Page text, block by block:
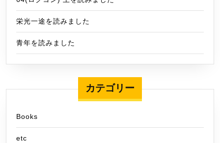
栄光一途を読みました
青年を読みました
カテゴリー
Books
etc